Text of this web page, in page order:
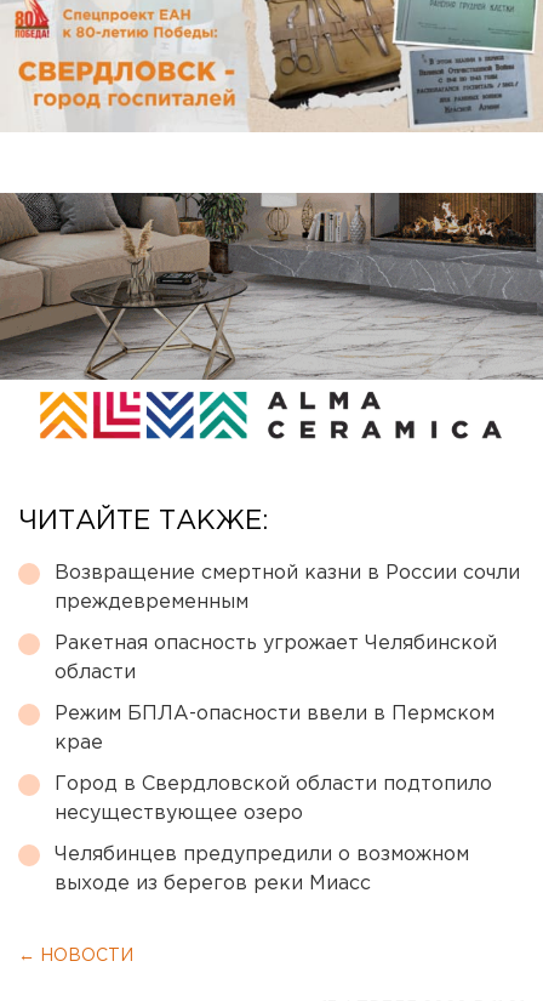
ЧИТАЙТЕ ТАКЖЕ:
Возвращение смертной казни в России сочли
преждевременным
Ракетная опасность угрожает Челябинской
области
Режим БПЛА-опасности ввели в Пермском
крае
Город в Свердловской области подтопило
несуществующее озеро
Челябинцев предупредили о возможном
выходе из берегов реки Миасс
← НОВОСТИ